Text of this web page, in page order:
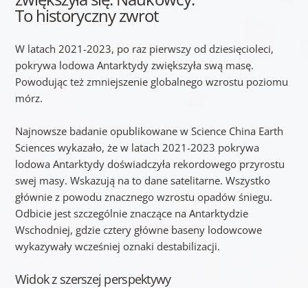
To historyczny zwrot
W latach 2021-2023, po raz pierwszy od dziesięcioleci,
pokrywa lodowa Antarktydy zwiększyła swą masę.
Powodując też zmniejszenie globalnego wzrostu poziomu
mórz.
Najnowsze badanie opublikowane w Science China Earth
Sciences wykazało, że w latach 2021-2023 pokrywa
lodowa Antarktydy doświadczyła rekordowego przyrostu
swej masy. Wskazują na to dane satelitarne. Wszystko
głównie z powodu znacznego wzrostu opadów śniegu.
Odbicie jest szczególnie znaczące na Antarktydzie
Wschodniej, gdzie cztery główne baseny lodowcowe
wykazywały wcześniej oznaki destabilizacji.
Widok z szerszej perspektywy